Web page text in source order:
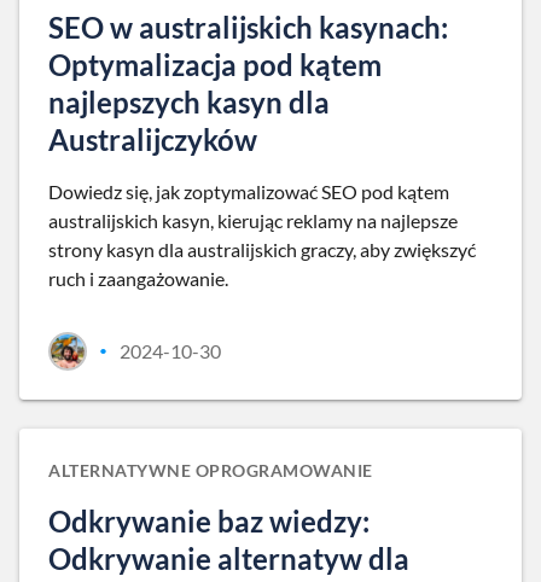
SEO w australijskich kasynach:
Optymalizacja pod kątem
najlepszych kasyn dla
Australijczyków
Dowiedz się, jak zoptymalizować SEO pod kątem
australijskich kasyn, kierując reklamy na najlepsze
strony kasyn dla australijskich graczy, aby zwiększyć
ruch i zaangażowanie.
• 2024-10-30
ALTERNATYWNE OPROGRAMOWANIE
Odkrywanie baz wiedzy:
Odkrywanie alternatyw dla